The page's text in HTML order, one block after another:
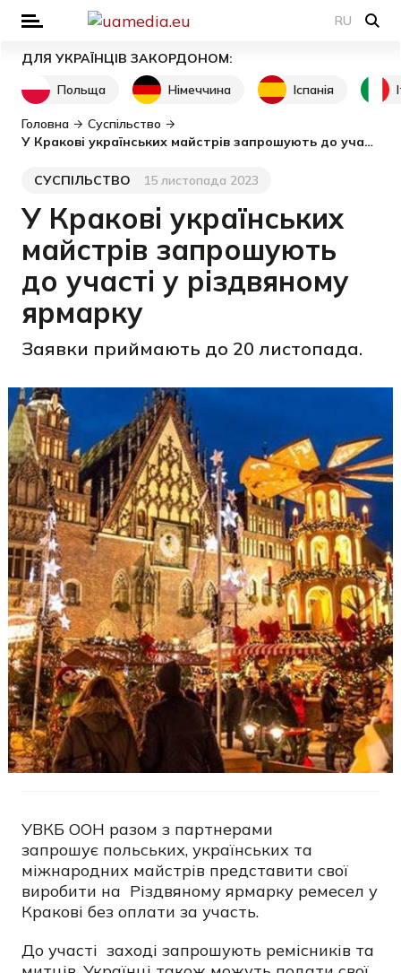
RU
ДЛЯ УКРАЇНЦІВ ЗАКОРДОНОМ:
Польща
Німеччина Іспанія
Головна
Суспільство
У Кракові українських майстрів запрошують до участі у різдвяному ярмарку
Категорія
СУСПІЛЬСТВО
Дата публікації15 листопада 2023
У Кракові українських
майстрів запрошують
до участі у різдвяному
ярмарку
Заявки приймають до 20 листопада.
УВКБ ООН разом з партнерами
запрошує польських, українських та
міжнародних майстрів представити свої
виробити на Різдвяному ярмарку ремесел у
Кракові без оплати за участь.
До участі заході запрошують ремісників та